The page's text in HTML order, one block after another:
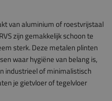
van aluminium of roestvrijstaal
zijn gemakkelijk schoon te
sterk. Deze metalen plinten
waar hygiëne van belang is,
industrieel of minimalistisch
je gietvloer of tegelvloer